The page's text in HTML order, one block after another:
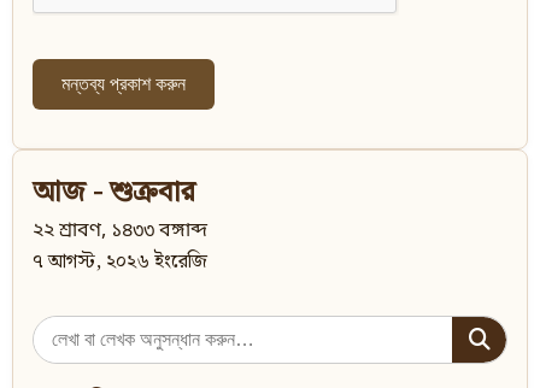
আজ - শুক্রবার
২২ শ্রাবণ, ১৪৩৩ বঙ্গাব্দ
৭ আগস্ট, ২০২৬ ইংরেজি
Search
for: